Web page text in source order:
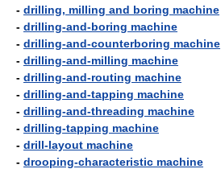
- drilling, milling and boring machine
- drilling-and-boring machine
- drilling-and-counterboring machine
- drilling-and-milling machine
- drilling-and-routing machine
- drilling-and-tapping machine
- drilling-and-threading machine
- drilling-tapping machine
- drill-layout machine
- drooping-characteristic machine